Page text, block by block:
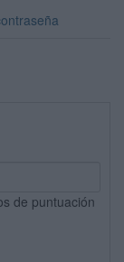
de puntuación